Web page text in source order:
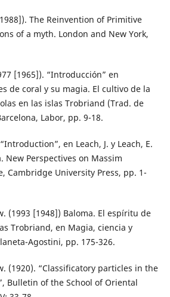
The Reinvention of Primitive
of a myth. London and New York,
[1965]). “Introducción” en
de coral y su magia. El cultivo de la
en las islas Trobriand (Trad. de
Labor, pp. 9-18.
en Leach, J. y Leach, E.
New Perspectives on Massim
Cambridge University Press, pp. 1-
(1993 [1948]) Baloma. El espíritu de
Trobriand, en Magia, ciencia y
Agostini, pp. 175-326.
(1920). “Classificatory particles in the
Bulletin of the School of Oriental